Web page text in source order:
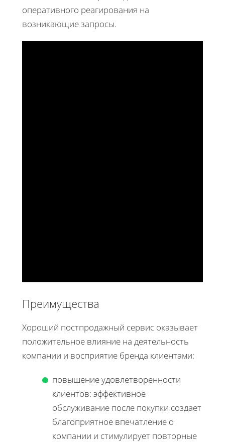
оперативного реагирования на
возникающие запросы.
Преимущества
Хороший постпродажный сервис оказывает
положительное влияние на деятельность
компании и восприятие бренда клиентами:
повышение удовлетворенности
клиентов: эффективное
обслуживание после покупки создает
благоприятное впечатление о
компании и стимулирует повторные